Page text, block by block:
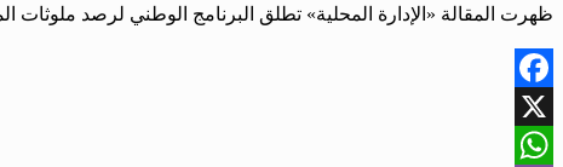
ظهرت المقالة «الإدارة المحلية» تطلق البرنامج الوطني لرصد ملوثات
Facebook
X